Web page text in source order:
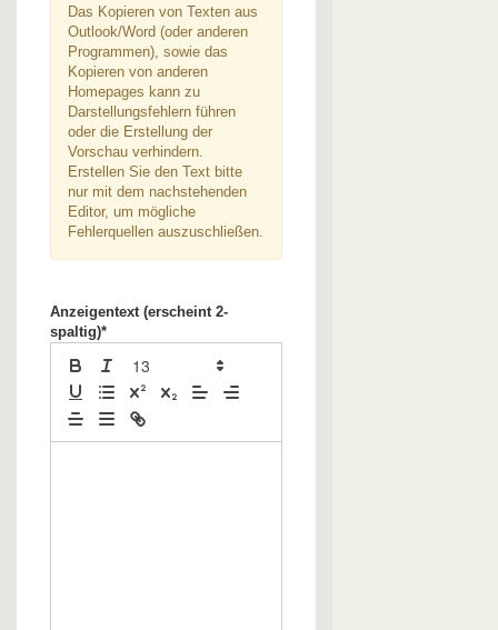
Das Kopieren von Texten aus
Outlook/Word (oder anderen
Programmen), sowie das
Kopieren von anderen
Homepages kann zu
Darstellungsfehlern führen
oder die Erstellung der
Vorschau verhindern.
Erstellen Sie den Text bitte
nur mit dem nachstehenden
Editor, um mögliche
Fehlerquellen auszuschließen.
Anzeigentext (erscheint 2-
spaltig)*